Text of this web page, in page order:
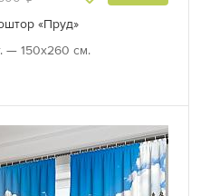
«Пруд»
— 150х260 см.